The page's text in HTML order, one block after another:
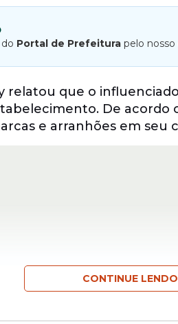
Portal de Prefeitura pelo nosso
relatou que o
De acordo
e arranhões em seu
CONTINUE